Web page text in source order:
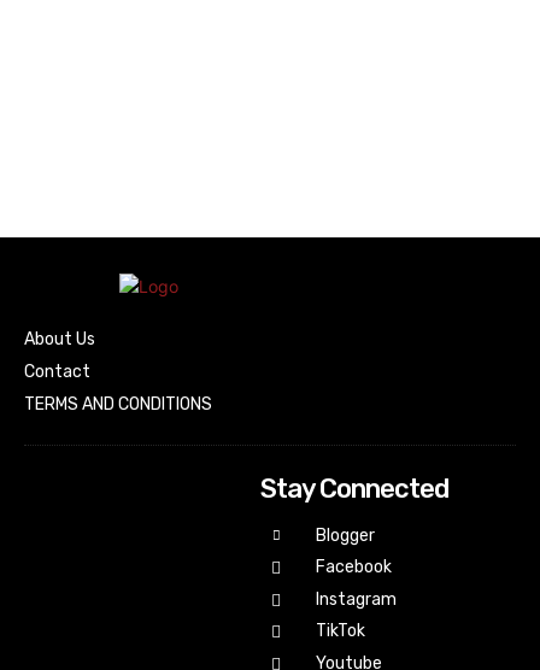
About Us
Contact
TERMS AND CONDITIONS
Stay Connected
Blogger
Facebook
Instagram
TikTok
Youtube